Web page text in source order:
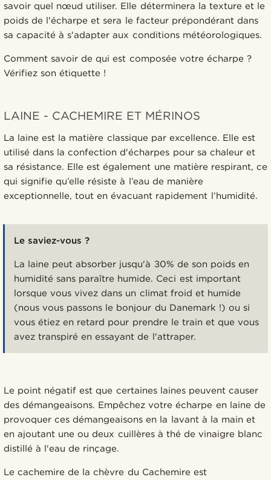
savoir quel nœud utiliser. Elle déterminera la texture et le
poids de l'écharpe et sera le facteur prépondérant dans
sa capacité à s'adapter aux conditions météorologiques.
Comment savoir de qui est composée votre écharpe ?
Vérifiez son étiquette !
LAINE - CACHEMIRE ET MÉRINOS
La laine est la matière classique par excellence. Elle est
utilisé dans la confection d'écharpes pour sa chaleur et
sa résistance. Elle est également une matière respirant, ce
qui signifie qu’elle résiste à l’eau de manière
exceptionnelle, tout en évacuant rapidement l’humidité.
Le saviez-vous ?
La laine peut absorber jusqu'à 30% de son poids en
humidité sans paraître humide. Ceci est important
lorsque vous vivez dans un climat froid et humide
(nous vous passons le bonjour du Danemark !) ou si
vous étiez en retard pour prendre le train et que vous
avez transpiré en essayant de l'attraper.
Le point négatif est que certaines laines peuvent causer
des démangeaisons. Empêchez votre écharpe en laine de
provoquer ces démangeaisons en la lavant à la main et
en ajoutant une ou deux cuillères à thé de vinaigre blanc
distillé à l'eau de rinçage.
Le cachemire de la chèvre du Cachemire est